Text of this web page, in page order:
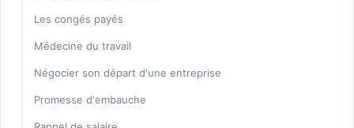
Les congés payés
Médecine du travail
Négocier son départ d'une entreprise
Promesse d'embauche